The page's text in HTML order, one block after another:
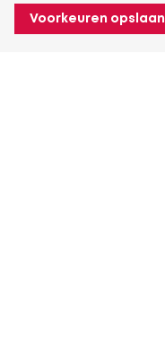
Voorkeuren opslaan